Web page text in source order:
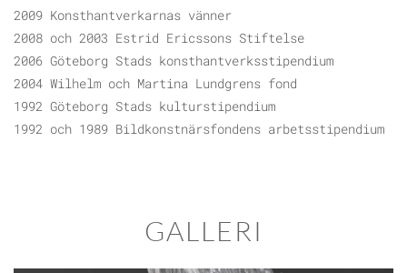
2009 Konsthantverkarnas vänner
2008 och 2003 Estrid Ericssons Stiftelse
2006 Göteborg Stads konsthantverksstipendium
2004 Wilhelm och Martina Lundgrens fond
1992 Göteborg Stads kulturstipendium
1992 och 1989 Bildkonstnärsfondens arbetsstipendium
GALLERI